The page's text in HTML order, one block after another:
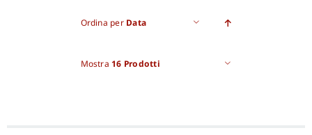
Ordina per Data
Mostra 16 Prodotti